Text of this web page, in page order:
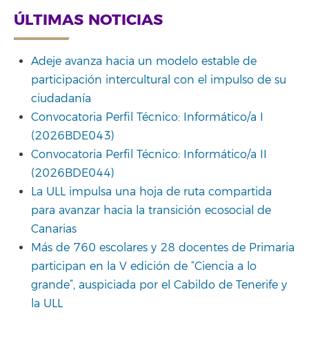
ÚLTIMAS NOTICIAS
Adeje avanza hacia un modelo estable de
participación intercultural con el impulso de su
ciudadanía
Convocatoria Perfil Técnico: Informático/a I
(2026BDE043)
Convocatoria Perfil Técnico: Informático/a II
(2026BDE044)
La ULL impulsa una hoja de ruta compartida
para avanzar hacia la transición ecosocial de
Canarias
Más de 760 escolares y 28 docentes de Primaria
participan en la V edición de “Ciencia a lo
grande”, auspiciada por el Cabildo de Tenerife y
la ULL